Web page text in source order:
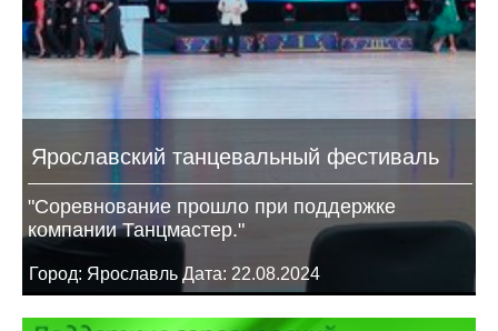
Ярославский танцевальный фестиваль
"Соревнование прошло при поддержке
компании Танцмастер."
Город: Ярославль Дата: 22.08.2024